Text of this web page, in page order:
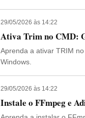
29/05/2026 às 14:22
Ativa Trim no CMD:
Aprenda a ativar TRIM
Windows.
29/05/2026 às 14:22
Instale o FFmpeg e